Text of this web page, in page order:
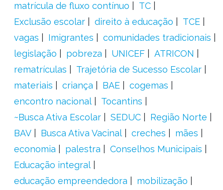
matrícula de fluxo contínuo
TC
Exclusão escolar
direito à educação
TCE
vagas
Imigrantes
comunidades tradicionais
legislação
pobreza UNICEF
ATRICON
rematrículas
Trajetória de Sucesso Escolar
materiais
criança BAE
cogemas
encontro nacional
Tocantins
~Busca Ativa Escolar
SEDUC
Região Norte
BAV
Busca Ativa Vacinal creches
mães
economia
palestra
Conselhos Municipais
Educação integral
educação empreendedora
mobilização